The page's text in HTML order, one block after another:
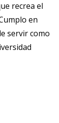
recrea el
en
servir como